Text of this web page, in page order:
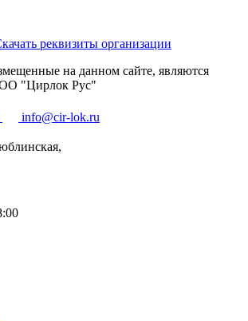
реквизиты организации
на данном сайте, являются
"Цирлок Рус"
info@cir-lok.ru